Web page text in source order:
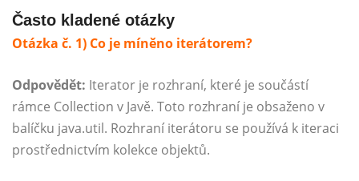
Často kladené otázky
Otázka č. 1) Co je míněno iterátorem?
Odpovědět: Iterator je rozhraní, které je součástí
rámce Collection v Javě. Toto rozhraní je obsaženo v
balíčku java.util. Rozhraní iterátoru se používá k iteraci
prostřednictvím kolekce objektů.